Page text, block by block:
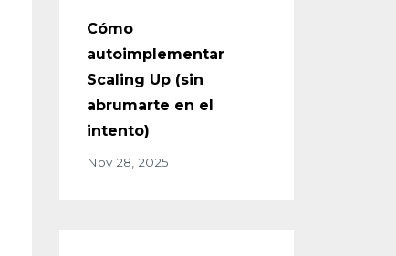
Cómo
autoimplementar
Scaling Up (sin
abrumarte en el
intento)
Nov 28, 2025